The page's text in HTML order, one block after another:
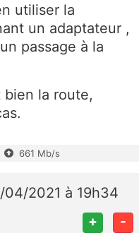
utiliser la
un adaptateur ,
passage à la
la route,
661 Mb/s
04/2021 à 19h34
+ -